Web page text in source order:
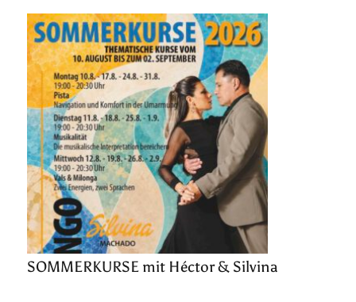
SOMMERKURSE mit Héctor & Silvina